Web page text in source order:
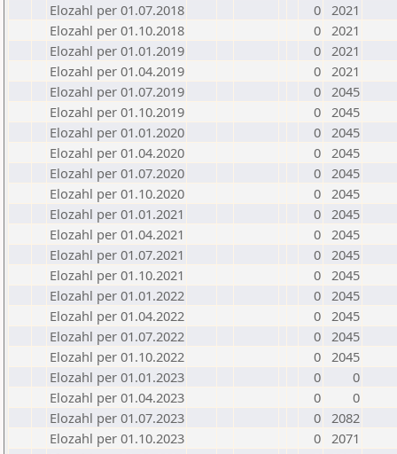
Elozahl per 01.07.2018
0 2021
Elozahl per 01.10.2018
0 2021
Elozahl per 01.01.2019
0 2021
Elozahl per 01.04.2019
0 2021
Elozahl per 01.07.2019
0 2045
Elozahl per 01.10.2019
0 2045
Elozahl per 01.01.2020
0 2045
Elozahl per 01.04.2020
0 2045
Elozahl per 01.07.2020
0 2045
Elozahl per 01.10.2020
0 2045
Elozahl per 01.01.2021
0 2045
Elozahl per 01.04.2021
0 2045
Elozahl per 01.07.2021
0 2045
Elozahl per 01.10.2021
0 2045
Elozahl per 01.01.2022
0 2045
Elozahl per 01.04.2022
0 2045
Elozahl per 01.07.2022
0 2045
Elozahl per 01.10.2022
0 2045
Elozahl per 01.01.2023
0
0
Elozahl per 01.04.2023
0
0
Elozahl per 01.07.2023
0 2082
Elozahl per 01.10.2023
0 2071